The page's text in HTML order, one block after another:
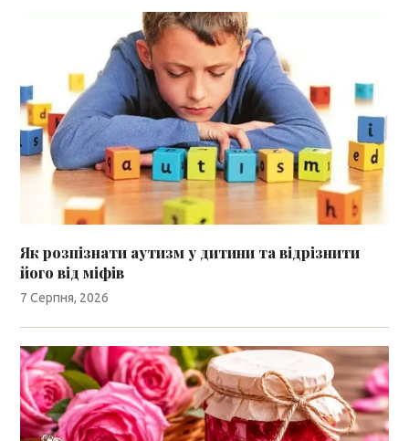
Як розпізнати аутизм у дитини та відрізнити
його від міфів
7 Серпня, 2026